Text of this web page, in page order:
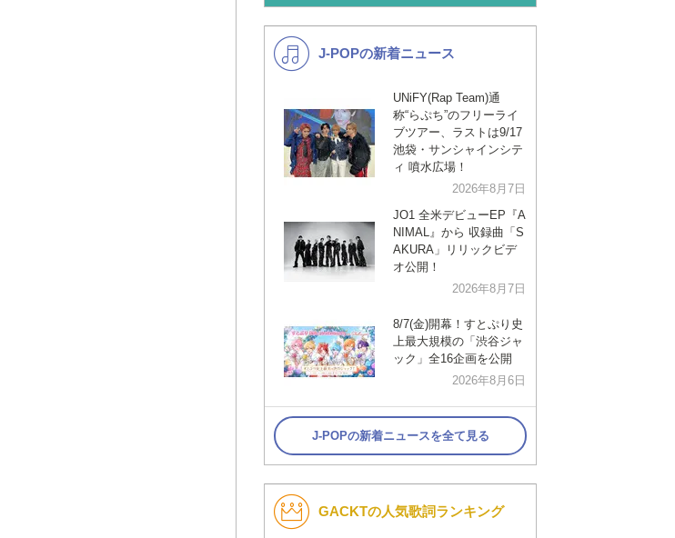
K-POP バンド
洋楽
VTuber ディズニー
J-POPの新着ニュース
UNiFY(Rap Team)通
称“らぷち”のフリーライ
ブツアー、ラストは9/17
池袋・サンシャインシテ
ィ 噴水広場！
2026年8月7日
JO1 全米デビューEP『A
NIMAL』から 収録曲「S
AKURA」リリックビデ
オ公開！
2026年8月7日
8/7(金)開幕！すとぷり史
上最大規模の「渋谷ジャ
ック」全16企画を公開
2026年8月6日
J-POPの新着ニュースを全て見る
GACKTの人気歌詞ランキング